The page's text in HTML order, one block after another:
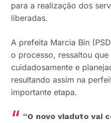
para a realização dos
liberadas.
A prefeita Marcia Bin
o processo, ressaltou
cuidadosamente e
resultando assim na
importante etapa.
“O novo viaduto vai